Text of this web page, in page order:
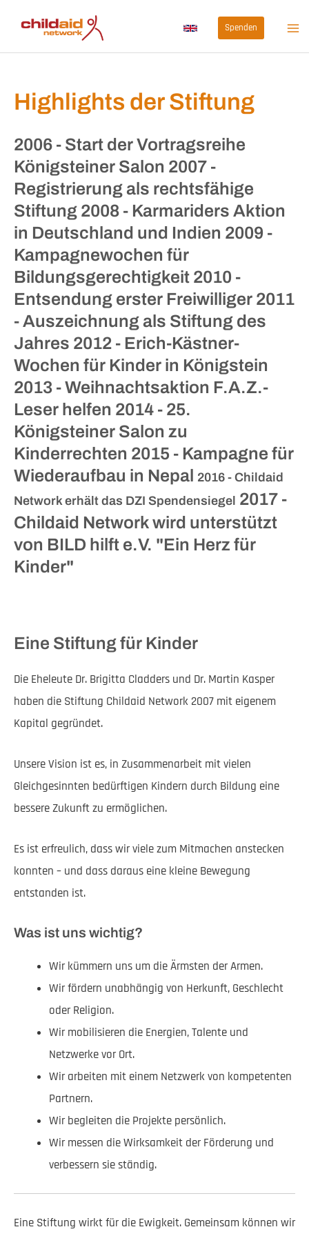
Inhalt
springen
Spenden
Highlights der Stiftung
2006 - Start der Vortragsreihe
Königsteiner Salon 2007 -
Registrierung als rechtsfähige
Stiftung 2008 - Karmariders Aktion
in Deutschland und Indien 2009 -
Kampagnewochen für
Bildungsgerechtigkeit 2010 -
Entsendung erster Freiwilliger 2011
- Auszeichnung als Stiftung des
Jahres 2012 - Erich-Kästner-
Wochen für Kinder in Königstein
2013 - Weihnachtsaktion F.A.Z.-
Leser helfen 2014 - 25.
Königsteiner Salon zu
Kinderrechten 2015 - Kampagne für
Wiederaufbau in Nepal 2016 - Childaid
Network erhält das DZI Spendensiegel 2017 -
Childaid Network wird unterstützt
von BILD hilft e.V. "Ein Herz für
Kinder"
Eine Stiftung für Kinder
Die Eheleute Dr. Brigitta Cladders und Dr. Martin Kasper
haben die Stiftung Childaid Network 2007 mit eigenem
Kapital gegründet.
Unsere Vision ist es, in Zusammenarbeit mit vielen
Gleichgesinnten bedürftigen Kindern durch Bildung eine
bessere Zukunft zu ermöglichen.
Es ist erfreulich, dass wir viele zum Mitmachen anstecken
konnten – und dass daraus eine kleine Bewegung
entstanden ist.
Was ist uns wichtig?
Wir kümmern uns um die Ärmsten der Armen.
Wir fördern unabhängig von Herkunft, Geschlecht
oder Religion.
Wir mobilisieren die Energien, Talente und
Netzwerke vor Ort.
Wir arbeiten mit einem Netzwerk von kompetenten
Partnern.
Wir begleiten die Projekte persönlich.
Wir messen die Wirksamkeit der Förderung und
verbessern sie ständig.
Eine Stiftung wirkt für die Ewigkeit. Gemeinsam können wir